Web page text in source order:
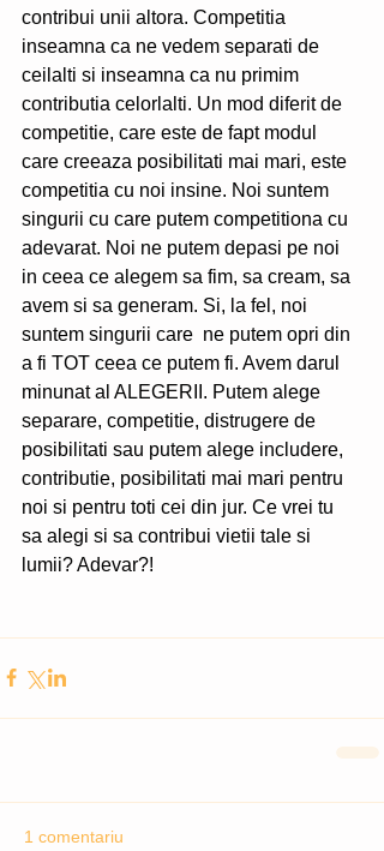
contribui unii altora. Competitia
inseamna ca ne vedem separati de
ceilalti si inseamna ca nu primim
contributia celorlalti. Un mod diferit de
competitie, care este de fapt modul
care creeaza posibilitati mai mari, este
competitia cu noi insine. Noi suntem
singurii cu care putem competitiona cu
adevarat. Noi ne putem depasi pe noi
in ceea ce alegem sa fim, sa cream, sa
avem si sa generam. Si, la fel, noi
suntem singurii care  ne putem opri din
a fi TOT ceea ce putem fi. Avem darul
minunat al ALEGERII. Putem alege
separare, competitie, distrugere de
posibilitati sau putem alege includere,
contributie, posibilitati mai mari pentru
noi si pentru toti cei din jur. Ce vrei tu
sa alegi si sa contribui vietii tale si
lumii? Adevar?!
1 comentariu